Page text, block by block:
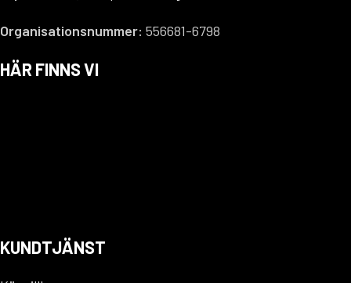
Organisationsnummer: 556681-6798
HÄR FINNS VI
KUNDTJÄNST